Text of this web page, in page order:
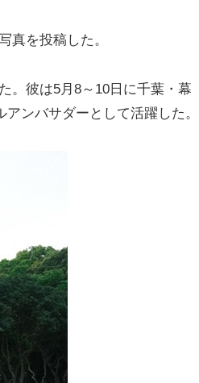
真を投稿した。
。彼は5月8～10日に千葉・幕
ンバサダーとして活躍した。